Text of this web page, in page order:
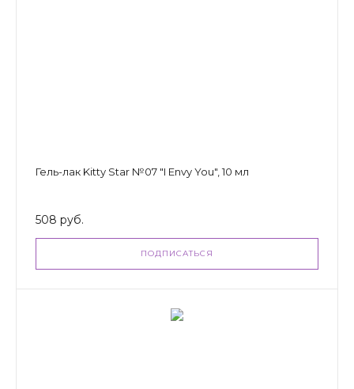
Гель-лак Kitty Star №07 "I Envy You", 10 мл
508 руб.
ПОДПИСАТЬСЯ